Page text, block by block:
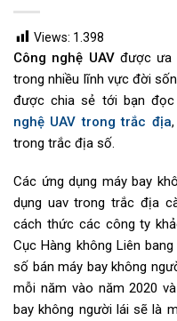
Views: 1.398
Công nghệ UAVđược ưa
trong nhiều lĩnh vực đời
được chia sẻ tới bạn
nghệ UAV trong trắc địa
trong trắc địa số.
Các ứng dụng máy bay
dụng uav trong trắc địa
cách thức các công ty
Cục Hàng không Liên
số bán máy bay không
mỗi năm vào năm 2020
bay không người lái sẽ là